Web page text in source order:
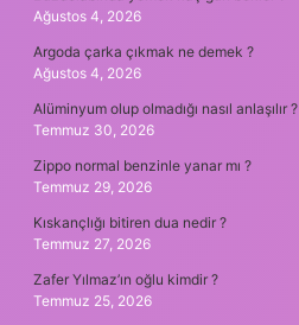
Ağustos 4, 2026
Argoda çarka çıkmak ne demek ?
Ağustos 4, 2026
Alüminyum olup olmadığı nasıl anlaşılır ?
Temmuz 30, 2026
Zippo normal benzinle yanar mı ?
Temmuz 29, 2026
Kıskançlığı bitiren dua nedir ?
Temmuz 27, 2026
Zafer Yılmaz’ın oğlu kimdir ?
Temmuz 25, 2026